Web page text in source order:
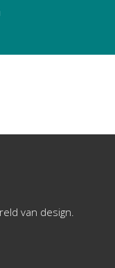
van design.